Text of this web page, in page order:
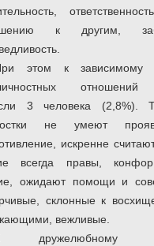
к другим,
этом к зависимому
3 человека (2,8%).
не умеют
искренне
всегда правы,
ожидают помощи и
склонные к
вежливые.
дружелюбному